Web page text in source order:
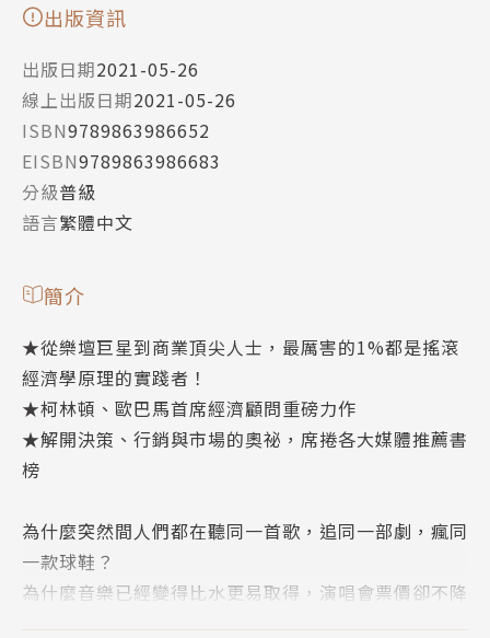
出版資訊
出版日期2021-05-26
線上出版日期2021-05-26
ISBN9789863986652
EISBN9789863986683
分級普級
語言繁體中文
簡介
★從樂壇巨星到商業頂尖人士，最厲害的1%都是搖滾
經濟學原理的實踐者！
★柯林頓、歐巴馬首席經濟顧問重磅力作
★解開決策、行銷與市場的奧祕，席捲各大媒體推薦書
榜
為什麼突然間人們都在聽同一首歌，追同一部劇，瘋同
一款球鞋？
為什麼音樂已經變得比水更易取得，演唱會票價卻不降